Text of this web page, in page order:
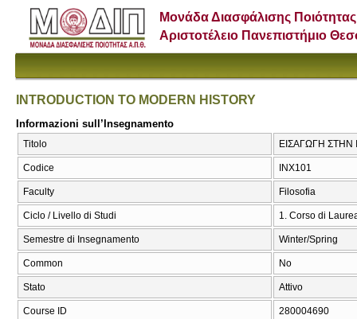
Μονάδα Διασφάλισης Ποιότητας
Αριστοτέλειο Πανεπιστήμιο
INTRODUCTION TO MODERN HISTORY
Informazioni sull’Insegnamento
Titolo ΕΙΣΑΓΩΓΗ ΣΤΗΝ
Codice ΙΝΧ101
Faculty Filosofia
Ciclo / Livello di Studi 1. Corso di
Semestre di Insegnamento Winter/Spring
Common No
Stato Attivo
Course ID 280004690